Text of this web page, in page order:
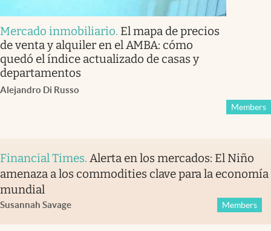
Mercado inmobiliario. El mapa de precios
de venta y alquiler en el AMBA: cómo
quedó el índice actualizado de casas y
departamentos
Alejandro Di Russo
Members
Financial Times. Alerta en los mercados: El Niño
amenaza a los commodities clave para la economía
mundial
Susannah Savage Members